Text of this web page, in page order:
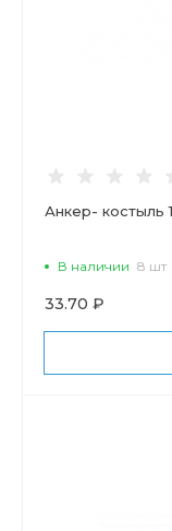
Анкер- костыль
В наличии 8 шт
33.70 ₽